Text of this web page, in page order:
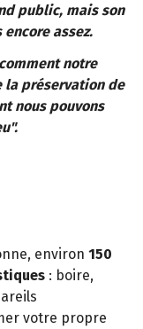
public, mais son
assez.
notre
la préservation de
nous pouvons
environ 150
: boire,
votre propre